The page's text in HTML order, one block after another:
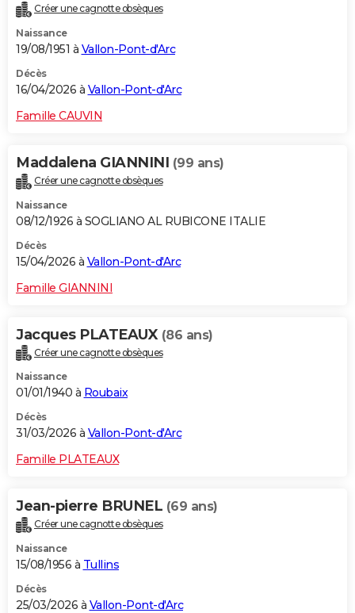
Créer une cagnotte obsèques
Naissance
19/08/1951 à Vallon-Pont-d'Arc
Décès
16/04/2026 à Vallon-Pont-d'Arc
Famille CAUVIN
Maddalena GIANNINI (99 ans)
Créer une cagnotte obsèques
Naissance
08/12/1926 à SOGLIANO AL RUBICONE ITALIE
Décès
15/04/2026 à Vallon-Pont-d'Arc
Famille GIANNINI
Jacques PLATEAUX (86 ans)
Créer une cagnotte obsèques
Naissance
01/01/1940 à Roubaix
Décès
31/03/2026 à Vallon-Pont-d'Arc
Famille PLATEAUX
Jean-pierre BRUNEL (69 ans)
Créer une cagnotte obsèques
Naissance
15/08/1956 à Tullins
Décès
25/03/2026 à Vallon-Pont-d'Arc